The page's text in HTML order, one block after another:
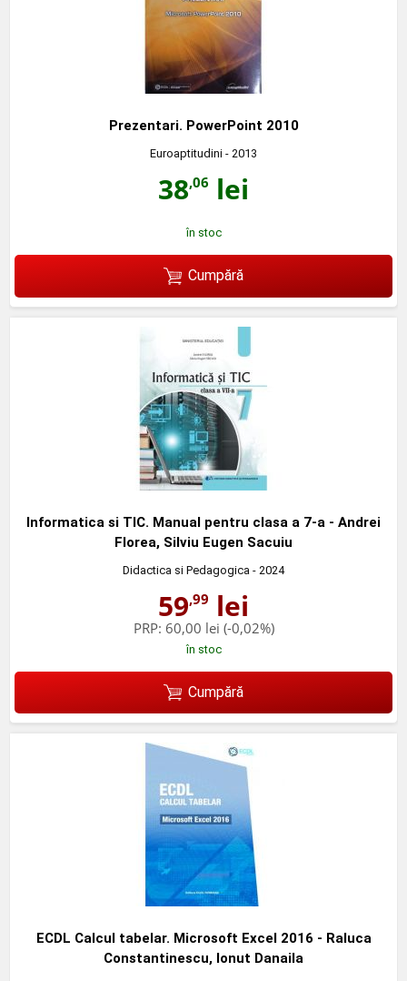
Prezentari. PowerPoint 2010
Euroaptitudini - 2013
38,06 lei
în stoc
Cumpără
Informatica si TIC. Manual pentru clasa a 7-a - Andrei
Florea, Silviu Eugen Sacuiu
Didactica si Pedagogica - 2024
59,99 lei
PRP: 60,00 lei (-0,02%)
în stoc
Cumpără
ECDL Calcul tabelar. Microsoft Excel 2016 - Raluca
Constantinescu, Ionut Danaila